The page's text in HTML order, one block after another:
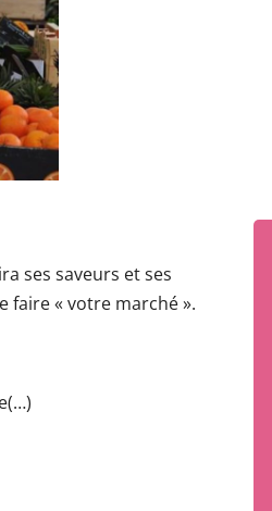
ses saveurs et ses
faire « votre marché ».